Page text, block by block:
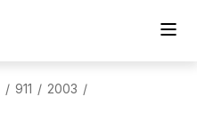
/ 911 / 2003 /